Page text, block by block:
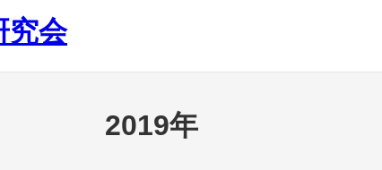
究会
2019年